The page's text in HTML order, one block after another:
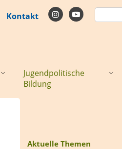
Kontakt
Jugendpolitische
Bildung
Aktuelle Themen